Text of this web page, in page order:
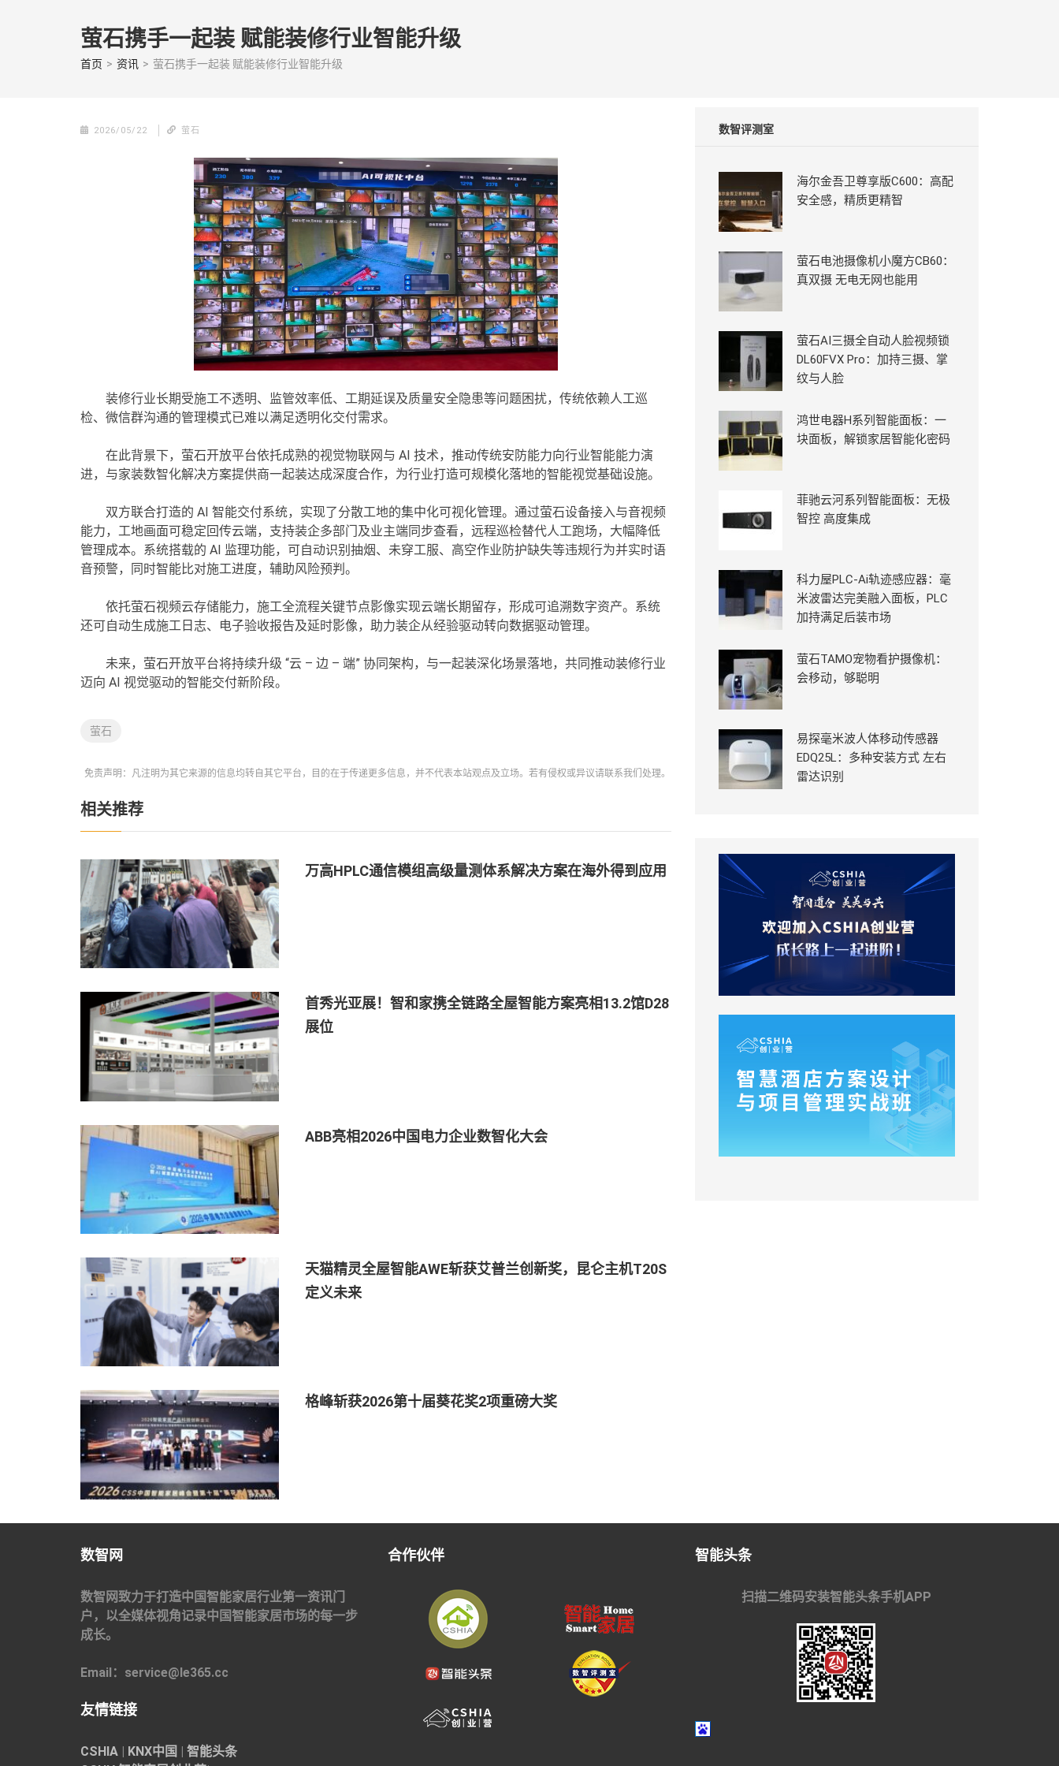
萤石携手一起装 赋能装修行业智能升级
首页 > 资讯 > 萤石携手一起装 赋能装修行业智能升级
2026/05/22 萤石
装修行业长期受施工不透明、监管效率低、工期延误及质量安全隐患等问题困扰，传统依赖人工巡
检、微信群沟通的管理模式已难以满足透明化交付需求。
在此背景下，萤石开放平台依托成熟的视觉物联网与 AI 技术，推动传统安防能力向行业智能能力演
进，与家装数智化解决方案提供商一起装达成深度合作，为行业打造可规模化落地的智能视觉基础设施。
双方联合打造的 AI 智能交付系统，实现了分散工地的集中化可视化管理。通过萤石设备接入与音视频
能力，工地画面可稳定回传云端，支持装企多部门及业主端同步查看，远程巡检替代人工跑场，大幅降低
管理成本。系统搭载的 AI 监理功能，可自动识别抽烟、未穿工服、高空作业防护缺失等违规行为并实时语
音预警，同时智能比对施工进度，辅助风险预判。
依托萤石视频云存储能力，施工全流程关键节点影像实现云端长期留存，形成可追溯数字资产。系统
还可自动生成施工日志、电子验收报告及延时影像，助力装企从经验驱动转向数据驱动管理。
未来，萤石开放平台将持续升级 “云 – 边 – 端” 协同架构，与一起装深化场景落地，共同推动装修行业
迈向 AI 视觉驱动的智能交付新阶段。
萤石
免责声明：凡注明为其它来源的信息均转自其它平台，目的在于传递更多信息，并不代表本站观点及立场。若有侵权或异议请联系我们处理。
相关推荐
万高HPLC通信模组高级量测体系解决方案在海外得到应用
首秀光亚展！智和家携全链路全屋智能方案亮相13.2馆D28
展位
ABB亮相2026中国电力企业数智化大会
天猫精灵全屋智能AWE斩获艾普兰创新奖，昆仑主机T20S
定义未来
格峰斩获2026第十届葵花奖2项重磅大奖
数智评测室
海尔金吾卫尊享版C600：高配
安全感，精质更精智
萤石电池摄像机小魔方CB60：
真双摄 无电无网也能用
萤石AI三摄全自动人脸视频锁
DL60FVX Pro：加持三摄、掌
纹与人脸
鸿世电器H系列智能面板：一
块面板，解锁家居智能化密码
菲驰云河系列智能面板：无极
智控 高度集成
科力屋PLC-Ai轨迹感应器：毫
米波雷达完美融入面板，PLC
加持满足后装市场
萤石TAMO宠物看护摄像机：
会移动，够聪明
易探毫米波人体移动传感器
EDQ25L：多种安装方式 左右
雷达识别
数智网
数智网致力于打造中国智能家居行业第一资讯门
户，以全媒体视角记录中国智能家居市场的每一步
成长。
Email：service@le365.cc
友情链接
CSHIA | KNX中国 | 智能头条
合作伙伴 智能头条
扫描二维码安装智能头条手机APP